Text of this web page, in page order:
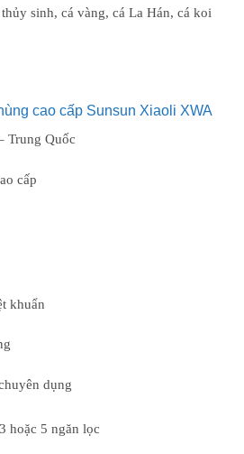
sinh, cá vàng, cá La Hán, cá koi
cao cấp Sunsun Xiaoli XWA
Trung Quốc
cấp
khuẩn
dụng
hoặc 5 ngăn lọc